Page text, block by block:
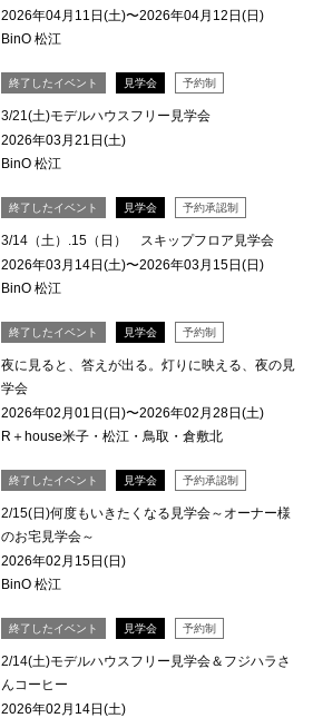
2026年04月11日(土)〜2026年04月12日(日)
BinO 松江
終了したイベント 見学会 予約制
3/21(土)モデルハウスフリー見学会
2026年03月21日(土)
BinO 松江
終了したイベント 見学会 予約承認制
3/14（土）.15（日） スキップフロア見学会
2026年03月14日(土)〜2026年03月15日(日)
BinO 松江
終了したイベント 見学会 予約制
夜に見ると、答えが出る。灯りに映える、夜の見
学会
2026年02月01日(日)〜2026年02月28日(土)
R＋house米子・松江・鳥取・倉敷北
終了したイベント 見学会 予約承認制
2/15(日)何度もいきたくなる見学会～オーナー様
のお宅見学会～
2026年02月15日(日)
BinO 松江
終了したイベント 見学会 予約制
2/14(土)モデルハウスフリー見学会＆フジハラさ
んコーヒー
2026年02月14日(土)